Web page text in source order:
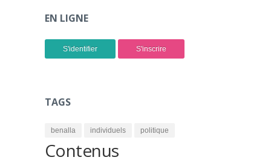
EN LIGNE
S'identifier S'inscrire
TAGS
benalla individuels politique
Contenus